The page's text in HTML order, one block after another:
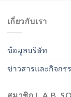
เกี่ยวกับเรา
ข้อมูลบริษัท
ข่าวสารและกิจกร
สมาชิก L.A.B.